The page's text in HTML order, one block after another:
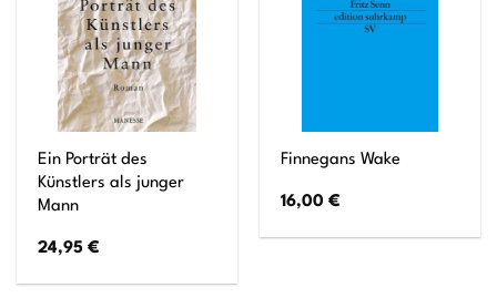
Ein Porträt des
Künstlers als junger
Mann
24,95€
Finnegans Wake
16,00€